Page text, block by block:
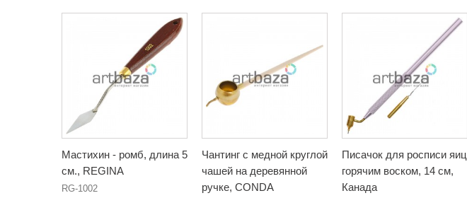
Мастихин - ромб, длина 5
см., REGINA
RG-1002
Чантинг с медной круглой
чашей на деревянной
ручке, CONDA
Писачок для росписи яиц
горячим воском, 14 см,
Канада